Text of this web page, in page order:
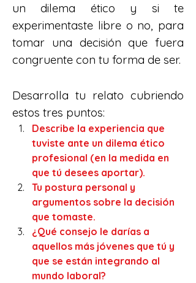
un dilema ético y si te
experimentaste libre o no, para
tomar una decisión que fuera
congruente con tu forma de ser.
Desarrolla tu relato cubriendo
estos tres puntos:
Describe la experiencia que
tuviste ante un dilema ético
profesional (en la medida en
que tú desees aportar).
Tu postura personal y
argumentos sobre la decisión
que tomaste.
¿Qué consejo le darías a
aquellos más jóvenes que tú y
que se están integrando al
mundo laboral?